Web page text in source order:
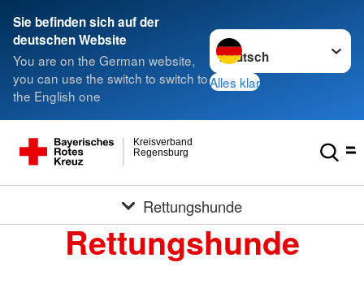
Sie befinden sich auf der
deutschen Website
You are on the German website,
you can use the switch to switch to
the English one
Sprache wechseln zu
Alles klar
Regensburg
Kreisverband
Rettungshunde
Rettungshunde